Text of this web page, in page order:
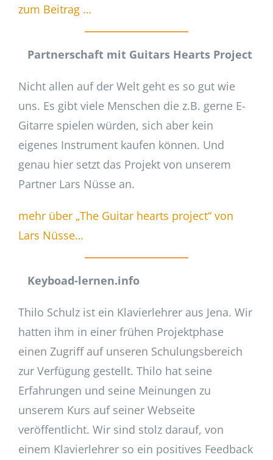
zum Beitrag …
Partnerschaft mit Guitars Hearts Project
Nicht allen auf der Welt geht es so gut wie
uns. Es gibt viele Menschen die z.B. gerne E-
Gitarre spielen würden, sich aber kein
eigenes Instrument kaufen können. Und
genau hier setzt das Projekt von unserem
Partner Lars Nüsse an.
mehr über „The Guitar hearts project“ von
Lars Nüsse…
Keyboad-lernen.info
Thilo Schulz ist ein Klavierlehrer aus Jena. Wir
hatten ihm in einer frühen Projektphase
einen Zugriff auf unseren Schulungsbereich
zur Verfügung gestellt. Thilo hat seine
Erfahrungen und seine Meinungen zu
unserem Kurs auf seiner Webseite
veröffentlicht. Wir sind stolz darauf, von
einem Klavierlehrer so ein positives Feedback